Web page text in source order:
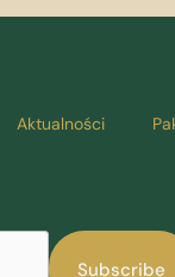
Aktualności
Subscribe